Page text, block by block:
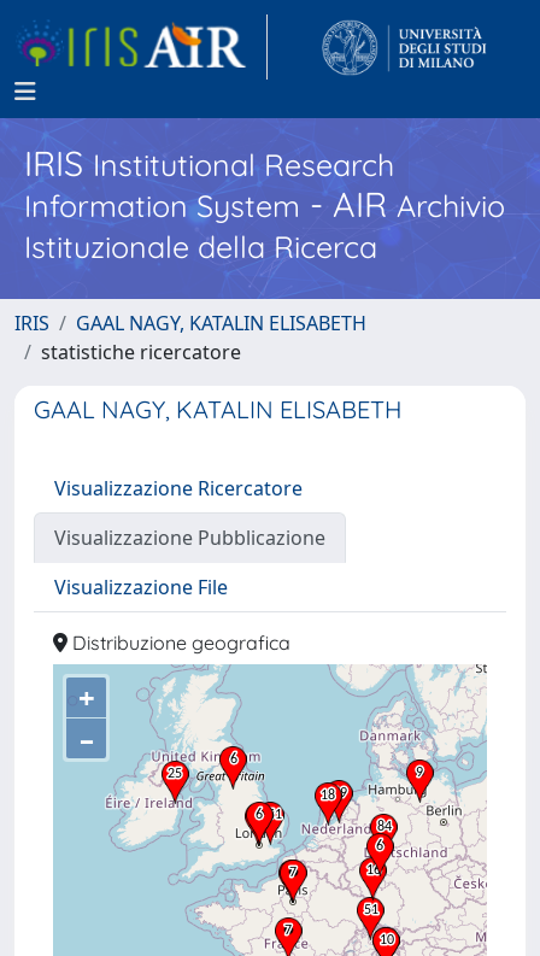
IRISInstitutional Research
Information System - AIR Archivio
Istituzionale della Ricerca
IRIS
GAAL NAGY, KATALIN ELISABETH
statistiche ricercatore
GAAL NAGY, KATALIN ELISABETH
Visualizzazione Ricercatore
Visualizzazione Pubblicazione
Visualizzazione File
Distribuzione geografica
+
–